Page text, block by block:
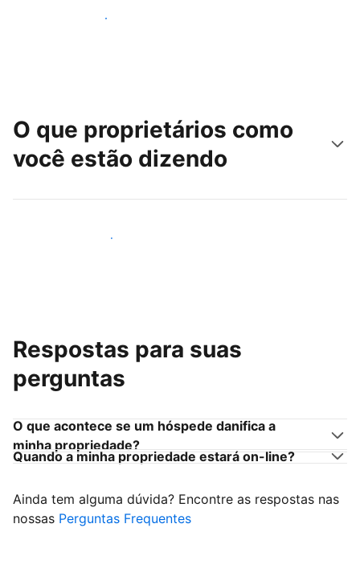
Alcançar novos hóspedes
O que proprietários como
você estão dizendo
Junte-se a outros anfitriões
Respostas para suas
perguntas
O que acontece se um hóspede danifica a
minha propriedade?
Quando a minha propriedade estará on-line?
Ainda tem alguma dúvida? Encontre as respostas nas
nossas Perguntas Frequentes